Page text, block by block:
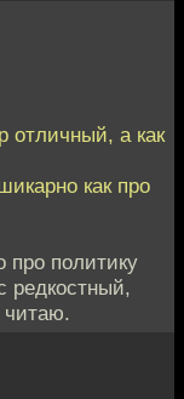
отличный, а как
как про
про политику
редкостный,
читаю.